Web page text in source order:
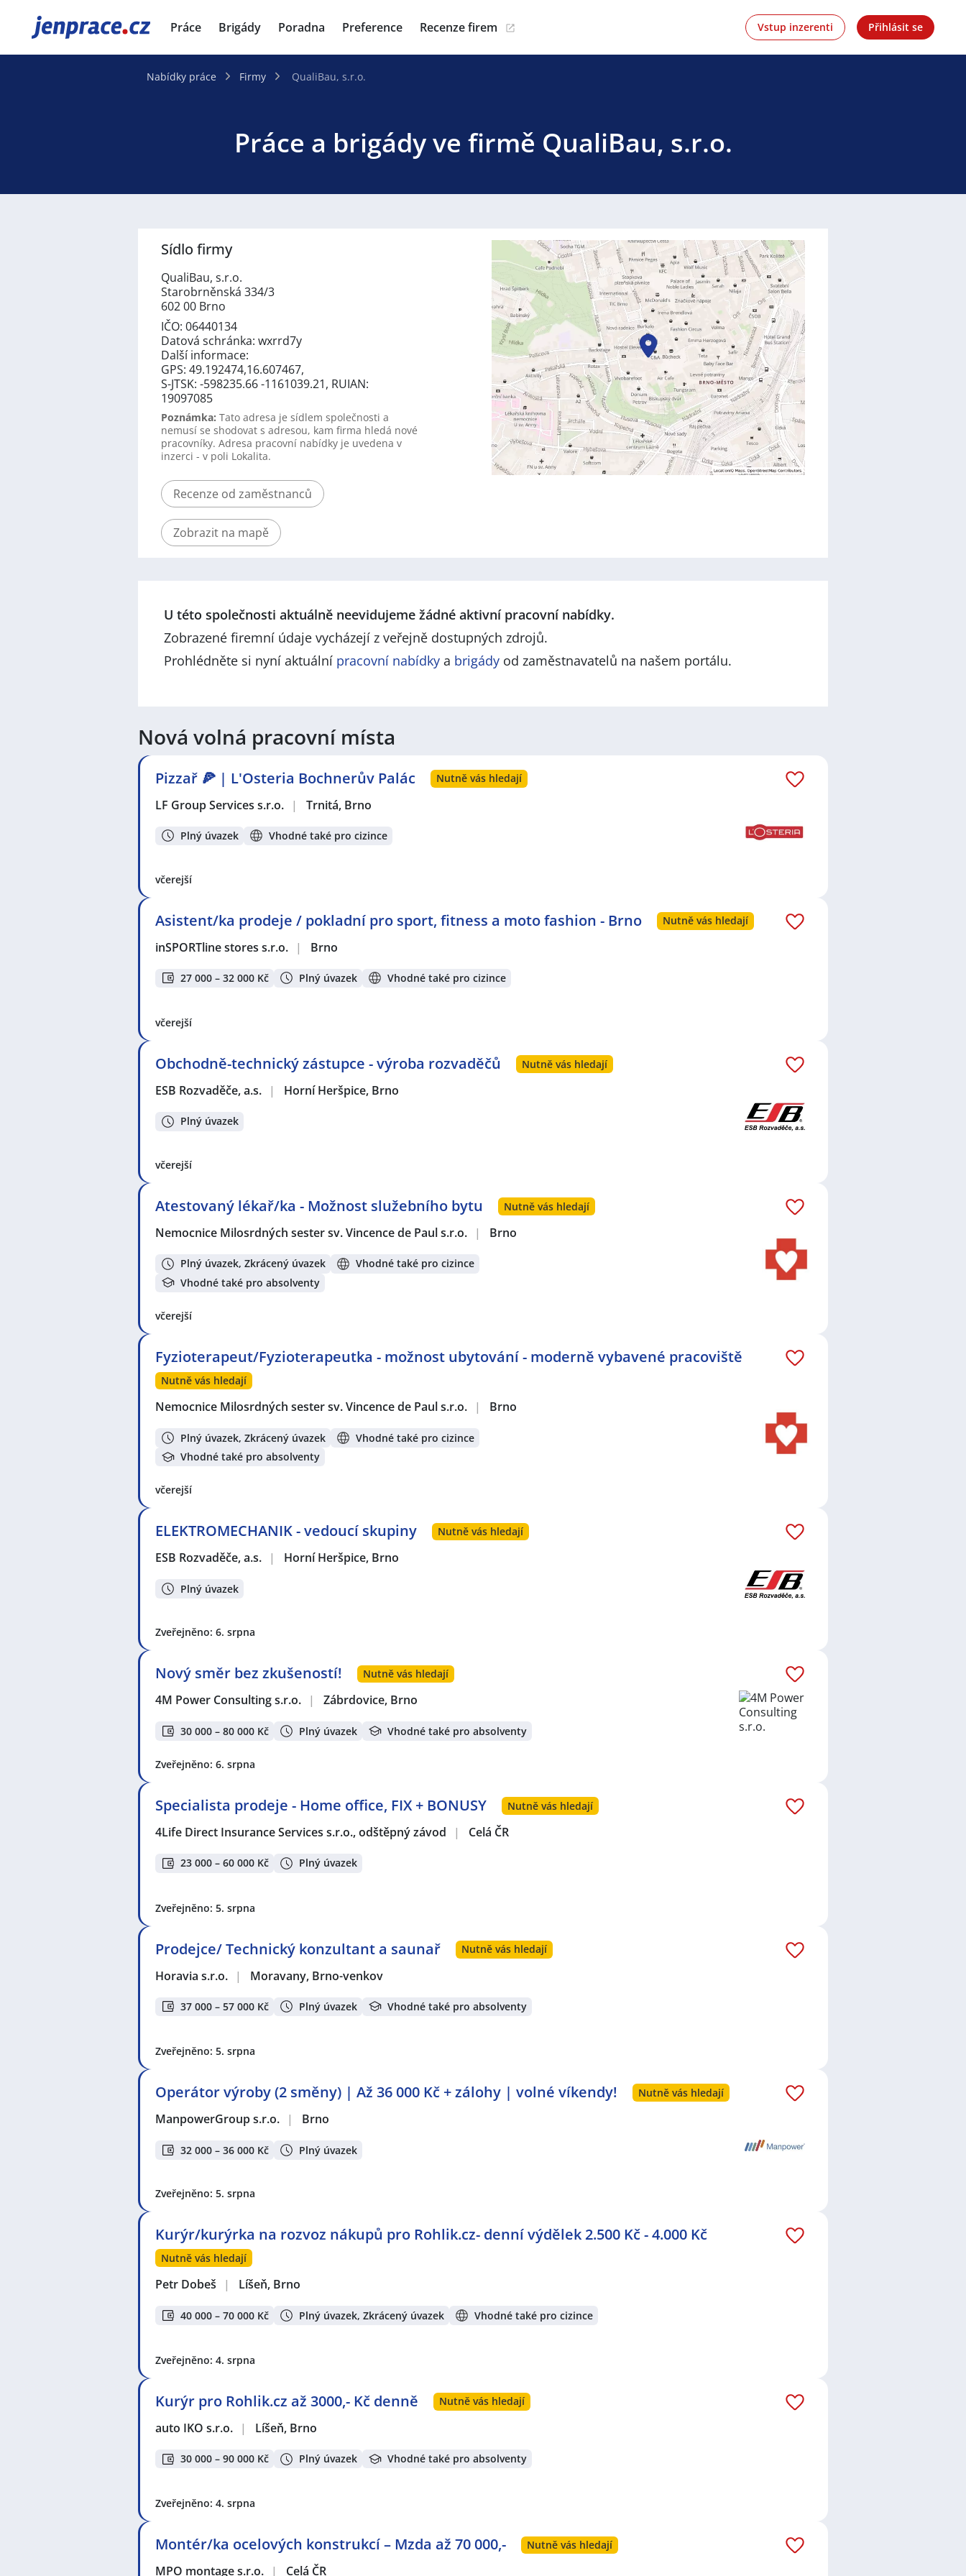
JenPráce.cz Práce Brigády Poradna Preference Recenze firem Vstup inzerenti Přihlásit se
Nabídky práce Firmy QualiBau, s.r.o.
Práce a brigády ve firmě QualiBau, s.r.o.
Sídlo firmy
QualiBau, s.r.o.
Starobrněnská 334/3
602 00 Brno
IČO: 06440134
Datová schránka: wxrrd7y
Další informace:
GPS: 49.192474,16.607467,
S-JTSK: -598235.66 -1161039.21, RUIAN:
19097085
Poznámka: Tato adresa je sídlem společnosti a
nemusí se shodovat s adresou, kam firma hledá nové
pracovníky. Adresa pracovní nabídky je uvedena v
inzerci - v poli Lokalita.
Recenze od zaměstnanců
Zobrazit na mapě
U této společnosti aktuálně neevidujeme žádné aktivní pracovní nabídky.
Zobrazené firemní údaje vycházejí z veřejně dostupných zdrojů.
Prohlédněte si nyní aktuální pracovní nabídky a brigády od zaměstnavatelů na našem portálu.
Nová volná pracovní místa
Pizzař 🍕 | L'Osteria Bochnerův Palác Nutně vás hledají
LF Group Services s.r.o. | Trnitá, Brno
Plný úvazek Vhodné také pro cizince
včerejší
Asistent/ka prodeje / pokladní pro sport, fitness a moto fashion - Brno Nutně vás hledají
inSPORTline stores s.r.o. | Brno
27 000 – 32 000 Kč Plný úvazek Vhodné také pro cizince
včerejší
Obchodně-technický zástupce - výroba rozvaděčů Nutně vás hledají
ESB Rozvaděče, a.s. | Horní Heršpice, Brno
Plný úvazek
včerejší
Atestovaný lékař/ka - Možnost služebního bytu Nutně vás hledají
Nemocnice Milosrdných sester sv. Vincence de Paul s.r.o. | Brno
Plný úvazek, Zkrácený úvazek
Vhodné také pro cizince
Vhodné také pro absolventy
včerejší
Fyzioterapeut/Fyzioterapeutka - možnost ubytování - moderně vybavené pracoviště
Nutně vás hledají
Nemocnice Milosrdných sester sv. Vincence de Paul s.r.o. | Brno
Plný úvazek, Zkrácený úvazek
Vhodné také pro cizince
Vhodné také pro absolventy
včerejší
ELEKTROMECHANIK - vedoucí skupiny Nutně vás hledají
ESB Rozvaděče, a.s. | Horní Heršpice, Brno
Plný úvazek
Zveřejněno: 6. srpna
Nový směr bez zkušeností! Nutně vás hledají
4M Power Consulting s.r.o. | Zábrdovice, Brno
30 000 – 80 000 Kč Plný úvazek Vhodné také pro absolventy
Zveřejněno: 6. srpna
Specialista prodeje - Home office, FIX + BONUSY Nutně vás hledají
4Life Direct Insurance Services s.r.o., odštěpný závod | Celá ČR
23 000 – 60 000 Kč Plný úvazek
Zveřejněno: 5. srpna
Prodejce/ Technický konzultant a saunař Nutně vás hledají
Horavia s.r.o. | Moravany, Brno-venkov
37 000 – 57 000 Kč Plný úvazek Vhodné také pro absolventy
Zveřejněno: 5. srpna
Operátor výroby (2 směny) | Až 36 000 Kč + zálohy | volné víkendy! Nutně vás hledají
ManpowerGroup s.r.o. | Brno
32 000 – 36 000 Kč Plný úvazek
Zveřejněno: 5. srpna
Kurýr/kurýrka na rozvoz nákupů pro Rohlik.cz- denní výdělek 2.500 Kč - 4.000 Kč
Nutně vás hledají
Petr Dobeš | Líšeň, Brno
40 000 – 70 000 Kč Plný úvazek, Zkrácený úvazek Vhodné také pro cizince
Zveřejněno: 4. srpna
Kurýr pro Rohlik.cz až 3000,- Kč denně Nutně vás hledají
auto IKO s.r.o. | Líšeň, Brno
30 000 – 90 000 Kč Plný úvazek Vhodné také pro absolventy
Zveřejněno: 4. srpna
Montér/ka ocelových konstrukcí – Mzda až 70 000,- Nutně vás hledají
MPO montage s.r.o. | Celá ČR